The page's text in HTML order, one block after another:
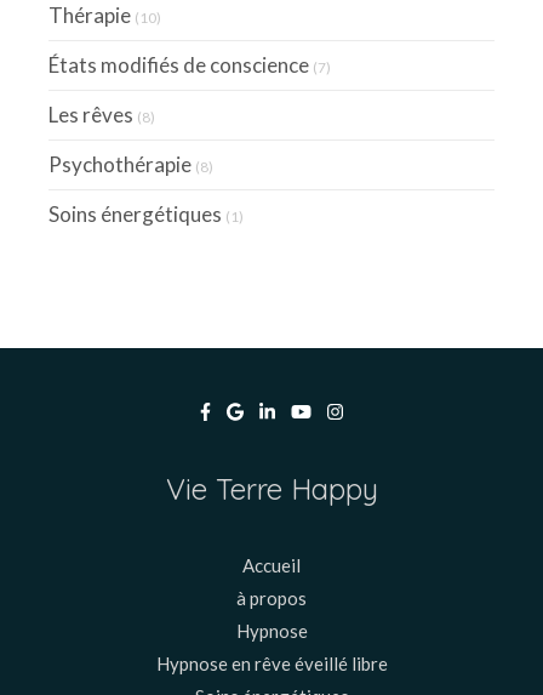
Thérapie (10)
États modifiés de conscience (7)
Les rêves (8)
Psychothérapie (8)
Soins énergétiques (1)
Vie Terre Happy
Accueil
à propos
Hypnose
Hypnose en rêve éveillé libre